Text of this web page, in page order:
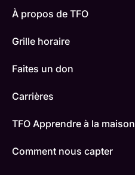
À propos de TFO
Grille horaire
Faites un don
Carrières
TFO Apprendre à la maison
Comment nous capter